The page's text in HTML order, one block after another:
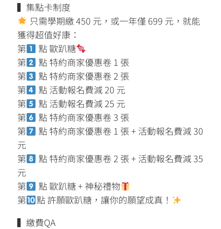
▍集點卡制度
只需學期繳 450 元，或一年僅 699 元，就能
獲得超值好康：
第
點 歐趴糖
第
點 特約商家優惠卷 1 張
第
點 特約商家優惠卷 2 張
第
點 活動報名費減 20 元
第
點 活動報名費減 25 元
第
點 特約商家優惠卷 3 張
第
點 特約商家優惠卷 1 張 + 活動報名費減 30
元
第
點 特約商家優惠卷 2 張 + 活動報名費減 35
元
第
點 歐趴糖 + 神秘禮物
第
點 許願歐趴糖，讓你的願望成真！
▍繳費QA